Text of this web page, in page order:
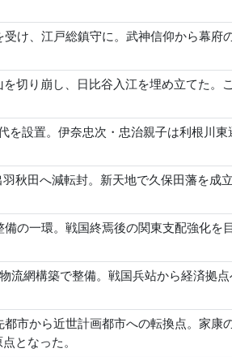
け、江戸総鎮守に。武神信仰から幕
切り崩し、日比谷入江を埋め立てた
を設置。伊奈忠次・忠治親子は利根川
秋田へ減転封。新天地で久保田藩を成
の一環。戦国終焉後の関東支配強化
流網構築で整備。戦国兵站から経済拠
市から近世計画都市への転換点。家
となった。